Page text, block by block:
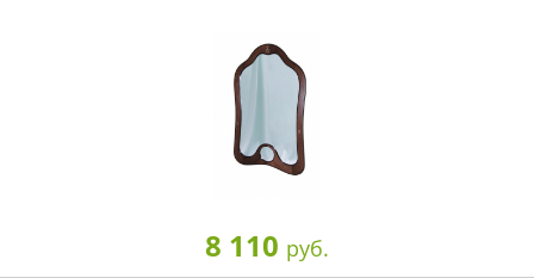
8 110 руб.